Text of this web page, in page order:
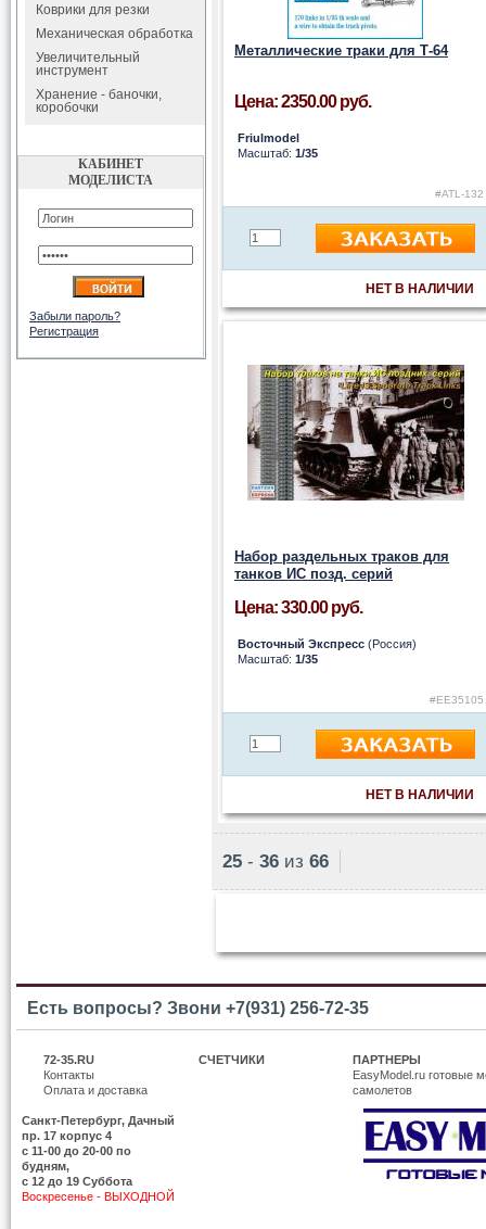
Металлические траки для Т-64
Цена: 2350.00 руб.
Friulmodel
Масштаб: 1/35
#ATL-132
НЕТ В НАЛИЧИИ
Набор раздельных траков для
танков ИС позд. серий
Цена: 330.00 руб.
Восточный Экспресс (Россия)
Масштаб: 1/35
#EE35105
НЕТ В НАЛИЧИИ
25 - 36 из 66
Коврики для резки
Механическая обработка
Увеличительный
инструмент
Хранение - баночки,
коробочки
КАБИНЕТ
МОДЕЛИСТА
Забыли пароль?
Регистрация
Есть вопросы? Звони +7(931) 256-72-35
72-35.RU
Контакты
Оплата и доставка
Санкт-Петербург, Дачный
пр. 17 корпус 4
c 11-00 до 20-00 по
будням,
с 12 до 19 Суббота
Воскресенье - ВЫХОДНОЙ
СЧЕТЧИКИ
ПАРТНЕРЫ
EasyModel.ru готовые
самолетов